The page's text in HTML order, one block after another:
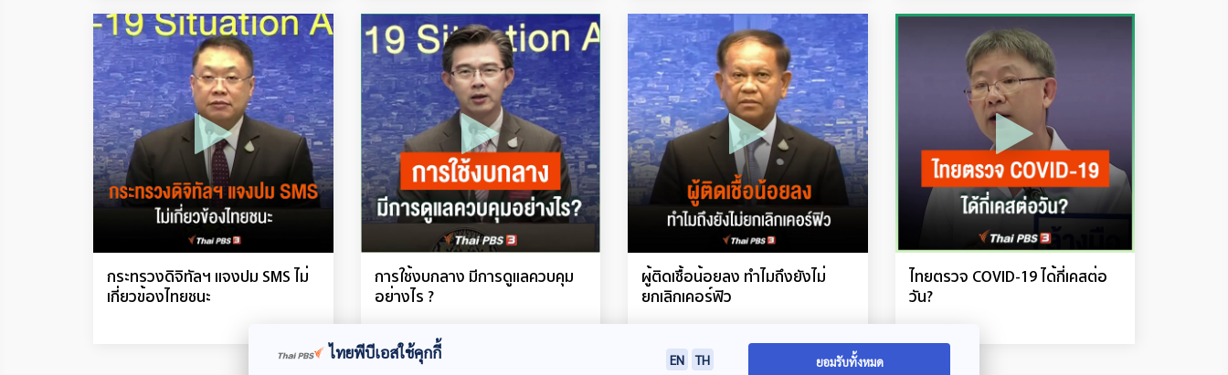
กระทรวงดิจิทัลฯ แจงปม SMS ไม่
เกี่ยวข้องไทยชนะ
การใช้งบกลาง มีการดูแลควบคุม
อย่างไร ?
ผู้ติดเชื้อน้อยลง ทำไมถึงยังไม่
ยกเลิกเคอร์ฟิว
ไทยตรวจ COVID-19 ได้กี่เคสต่อ
วัน?
ไทยพีบีเอสใช้คุกกี้ EN TH ยอมรับทั้งหมด